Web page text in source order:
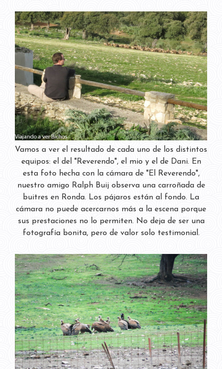
Vamos a ver el resultado de cada uno de los distintos
equipos: el del "Reverendo", el mio y el de Dani. En
esta foto hecha con la cámara de "El Reverendo",
nuestro amigo Ralph Buij observa una carroñada de
buitres en Ronda. Los pájaros están al fondo. La
cámara no puede acercarnos más a la escena porque
sus prestaciones no lo permiten. No deja de ser una
fotografía bonita, pero de valor solo testimonial.